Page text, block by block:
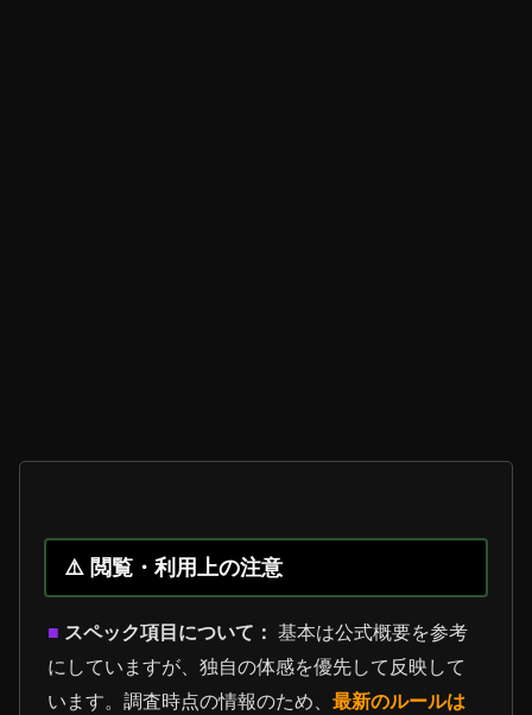
⚠️ 閲覧・利用上の注意
■ スペック項目について： 基本は公式概要を参考
にしていますが、独自の体感を優先して反映して
います。調査時点の情報のため、最新のルールは